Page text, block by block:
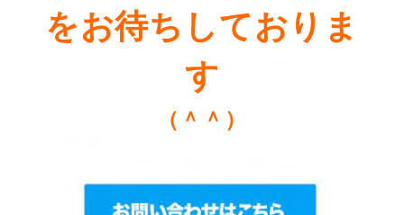
をお待ちしておりま
す
（＾＾）